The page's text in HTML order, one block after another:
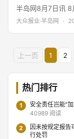
半岛网8月7日讯 8
披露一则行政处罚
在两项违法违规
保险代理业务往
大众报业·半岛网 ·
上一页 1 2
热门排行
1
安全责任岂能“
40989 阅读
2
因未按规定报告
行处罚